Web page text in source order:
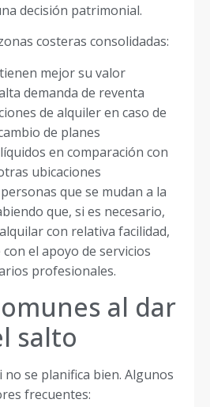
decisión patrimonial.
costeras consolidadas:
mejor su valor
demanda de reventa
de alquiler en caso de
de planes
en comparación con
ubicaciones
que se mudan a la
que, si es necesario,
con relativa facilidad,
el apoyo de servicios
profesionales.
al dar
salto
no se planifica bien. Algunos
frecuentes: